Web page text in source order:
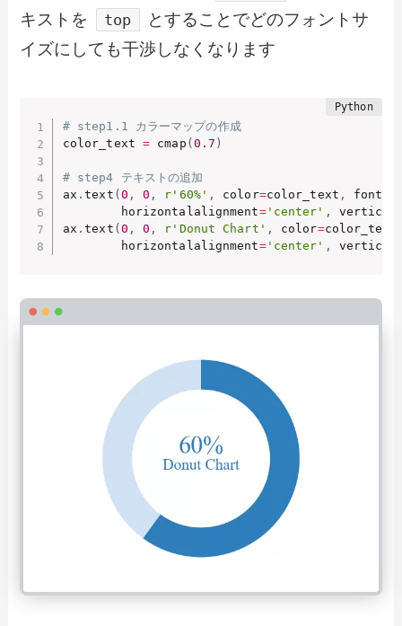
キストを
top
とすることでどのフォントサ
イズにしても干渉しなくなります
# step1.1 カラーマップの作成
color_text = cmap ( 0.7 )
# step4 テキストの追加
ax .text ( 0 , 0 , r'60%' , color=color_text ,
        horizontalalignment
='center' ,
ax .text ( 0 , 0 , r'Donut Chart' , color=color_text
        horizontalalignment
='center' ,